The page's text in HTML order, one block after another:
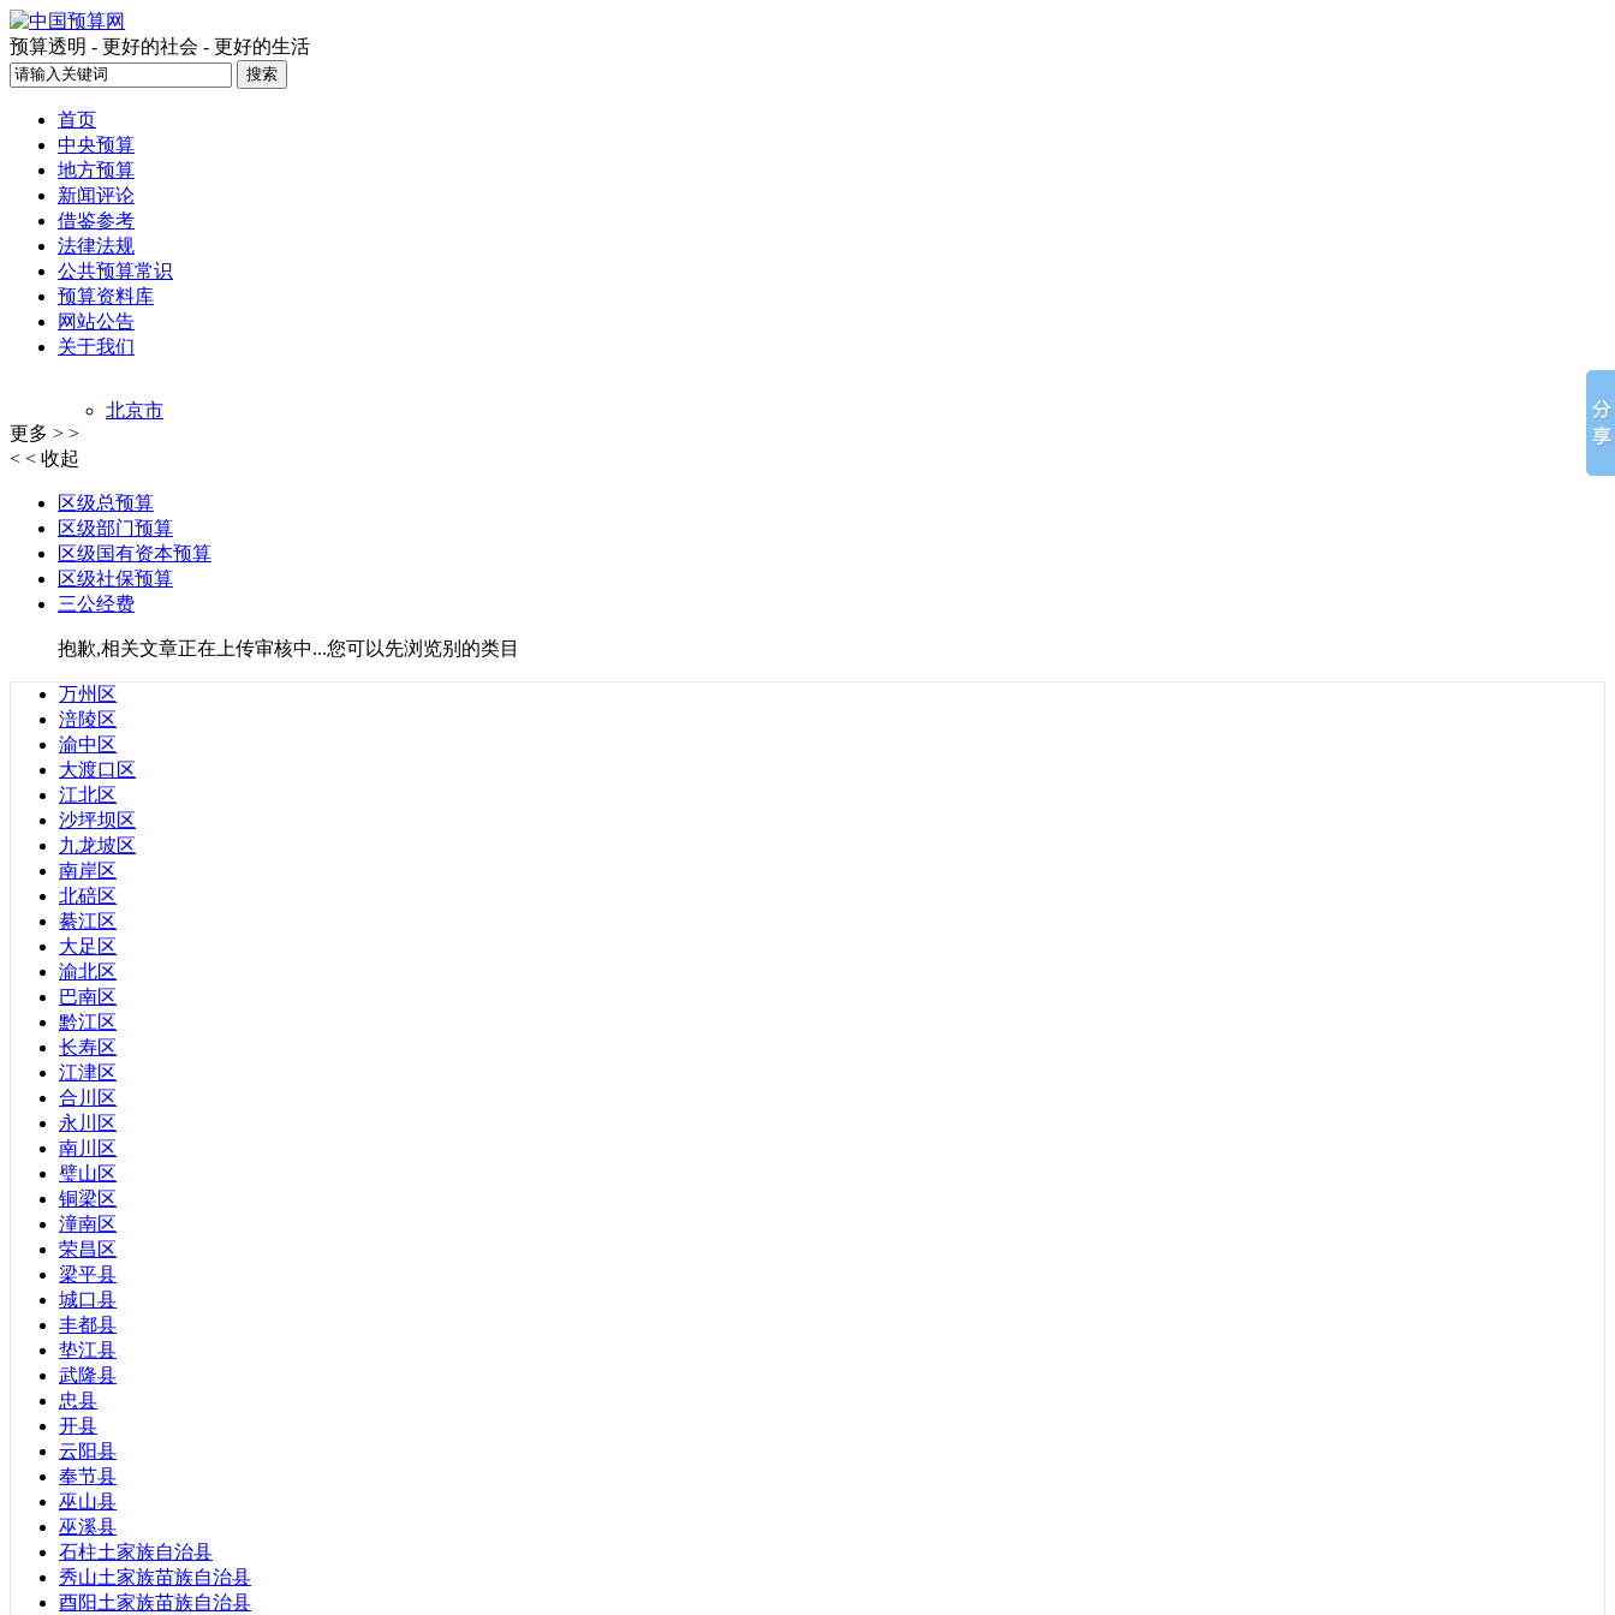
预算透明 - 更好的社会 - 更好的生活
首页
中央预算
地方预算
新闻评论
借鉴参考
法律法规
公共预算常识
预算资料库
网站公告
关于我们
北京市
江西省
吉林省
广东省
安徽省
福建省
甘肃省
贵州省
海南省
河北省
河南省
湖北省
湖南省
江苏省
辽宁省
青海省
山东省
山西省
陕西省
四川省
云南省
浙江省
黑龙江省
台湾省
广西壮族自治区
内蒙古自治区
西藏自治区
新疆维吾尔自治区
宁夏回族自治区
香港特别行政区
澳门特别行政区
更多 > >
< < 收起
区级总预算
区级部门预算
区级国有资本预算
区级社保预算
三公经费
抱歉,相关文章正在上传审核中...您可以先浏览别的类目
万州区
涪陵区
渝中区
大渡口区
江北区
沙坪坝区
九龙坡区
南岸区
北碚区
綦江区
大足区
渝北区
巴南区
黔江区
长寿区
江津区
合川区
永川区
南川区
璧山区
铜梁区
潼南区
荣昌区
梁平县
城口县
丰都县
垫江县
武隆县
忠县
开县
云阳县
奉节县
巫山县
巫溪县
石柱土家族自治县
秀山土家族苗族自治县
酉阳土家族苗族自治县